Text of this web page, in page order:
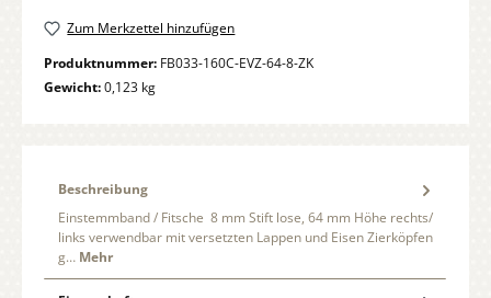
Zum Merkzettel hinzufügen
Produktnummer: FB033-160C-EVZ-64-8-ZK
Gewicht:0,123 kg
Beschreibung
Einstemmband / Fitsche 8 mm Stift lose, 64 mm Höhe rechts/
links verwendbar mit versetzten Lappen und Eisen Zierköpfen
g… Mehr